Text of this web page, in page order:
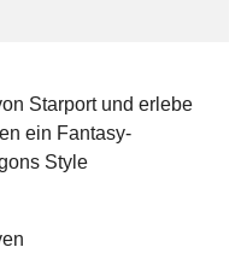
Starport und erlebe
ein Fantasy-
Style